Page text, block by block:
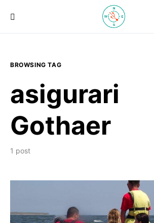
BROWSING TAG
asigurari
Gothaer
1 post